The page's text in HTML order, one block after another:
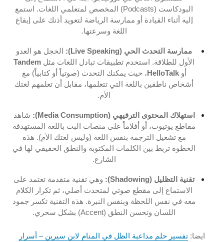
البودكاست (Podcasts) المخصص لمتعلمي اللغات. استمع
إليه أثناء القيادة أو ممارسة الرياضة لتعويد أذنك على إيقاع
اللغة وسرعتها.
ممارسة التحدث الحي (Live Speaking):
الخجل هو العدو
الأول للطلاقة. استخدم تطبيقات تبادل اللغات مثل Tandem
أوHelloTalk ، حيث يمكنك التحدث (صوتياً أو كتابياً) مع
أشخاص ناطقين باللغة التي تتعلمها، مقابل أن تعلمهم لغتك
الأم.
استهلاك المحتوى الترفيهي (Media Consumption):
شاهد
مقاطع يوتيوب، أو أفلاماً على منصات البث باللغة المستهدفة
مع تشغيل الترجمة بنفس اللغة (وليس لغتك الأم). هذه
الخطوة تربط بين الكلمات المكتوبة والنطق الحقيقي لها في
الشارع.
تقنية التظليل (Shadowing):
وهي تقنية متقدمة تعتمد على
الاستماع إلى مقطع صوتي لمتحدث أصلي، ثم تكرار الكلام
معه في نفس اللحظة وبنفس النبرة. هذه التقنية تكسر جمود
اللسان وتحسن النطق (Accent) بشكل سحري.
ايضا: تفسير حلم مداعبة الظل في المنام لابن سيرين – أسرار